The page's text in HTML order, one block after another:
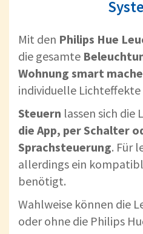
Mit den Philips Hue
die gesamte
Wohnung smart
individuelle
Steuern lassen sich die
die App, per Schalter
Sprachsteuerung. Für
allerdings ein
benötigt.
Wahlweise können die
oder ohne die Philips